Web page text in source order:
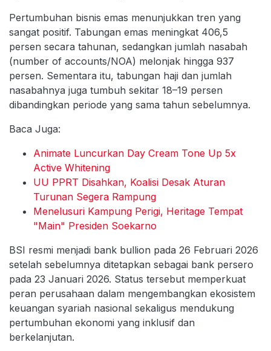
Pertumbuhan bisnis emas menunjukkan tren yang
sangat positif. Tabungan emas meningkat 406,5
persen secara tahunan, sedangkan jumlah nasabah
(number of accounts/NOA) melonjak hingga 937
persen. Sementara itu, tabungan haji dan jumlah
nasabahnya juga tumbuh sekitar 18–19 persen
dibandingkan periode yang sama tahun sebelumnya.
Baca Juga:
Animate Luncurkan Day Cream Tone Up 5x
Active Whitening
UU PPRT Disahkan, Koalisi Desak Aturan
Turunan Segera Rampung
Menelusuri Kampung Perigi, Heritage Tempat
"Main" Presiden Soekarno
BSI resmi menjadi bank bullion pada 26 Februari 2026
setelah sebelumnya ditetapkan sebagai bank persero
pada 23 Januari 2026. Status tersebut memperkuat
peran perusahaan dalam mengembangkan ekosistem
keuangan syariah nasional sekaligus mendukung
pertumbuhan ekonomi yang inklusif dan
berkelanjutan.